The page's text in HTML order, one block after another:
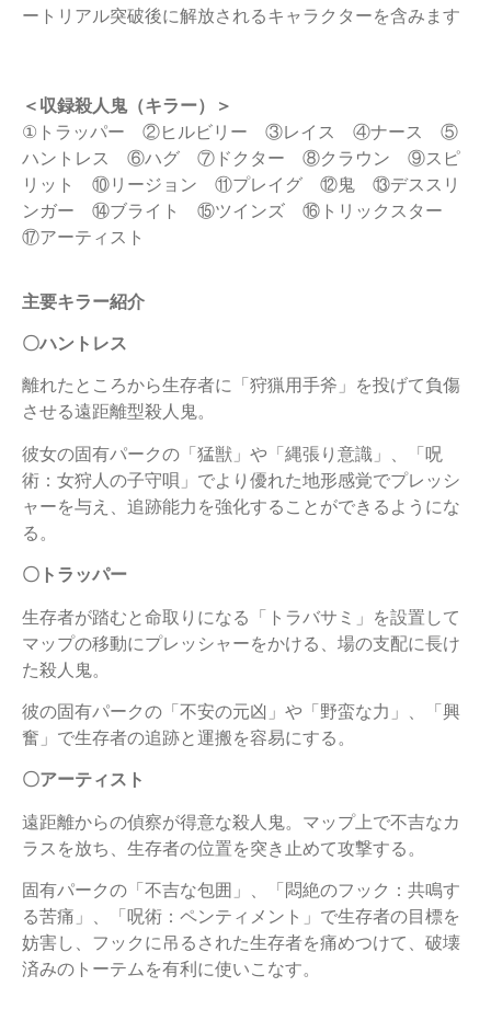
ートリアル突破後に解放されるキャラクターを含みます
＜収録殺人鬼（キラー）＞
①トラッパー ②ヒルビリー ③レイス ④ナース ⑤
ハントレス ⑥ハグ ⑦ドクター ⑧クラウン ⑨スピ
リット ⑩リージョン ⑪プレイグ ⑫鬼 ⑬デススリ
ンガー ⑭ブライト ⑮ツインズ ⑯トリックスター
⑰アーティスト
主要キラー紹介
〇ハントレス
離れたところから生存者に「狩猟用手斧」を投げて負傷
させる遠距離型殺人鬼。
彼女の固有パークの「猛獣」や「縄張り意識」、「呪
術：女狩人の子守唄」でより優れた地形感覚でプレッシ
ャーを与え、追跡能力を強化することができるようにな
る。
〇トラッパー
生存者が踏むと命取りになる「トラバサミ」を設置して
マップの移動にプレッシャーをかける、場の支配に長け
た殺人鬼。
彼の固有パークの「不安の元凶」や「野蛮な力」、「興
奮」で生存者の追跡と運搬を容易にする。
〇アーティスト
遠距離からの偵察が得意な殺人鬼。マップ上で不吉なカ
ラスを放ち、生存者の位置を突き止めて攻撃する。
固有パークの「不吉な包囲」、「悶絶のフック：共鳴す
る苦痛」、「呪術：ペンティメント」で生存者の目標を
妨害し、フックに吊るされた生存者を痛めつけて、破壊
済みのトーテムを有利に使いこなす。